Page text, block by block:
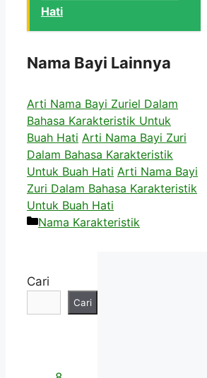
Hati
Nama Bayi Lainnya
Arti Nama Bayi Zuriel Dalam
Bahasa Karakteristik Untuk
Buah Hati Arti Nama Bayi Zuri
Dalam Bahasa Karakteristik
Untuk Buah Hati Arti Nama Bayi
Zuri Dalam Bahasa Karakteristik
Untuk Buah Hati
Kategori
Nama Karakteristik
Cari
Cari